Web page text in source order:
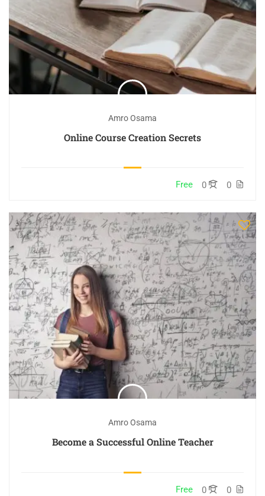
Amro Osama
Online Course Creation Secrets
0
0
Free
Amro Osama
Become a Successful Online Teacher
0
0
Free